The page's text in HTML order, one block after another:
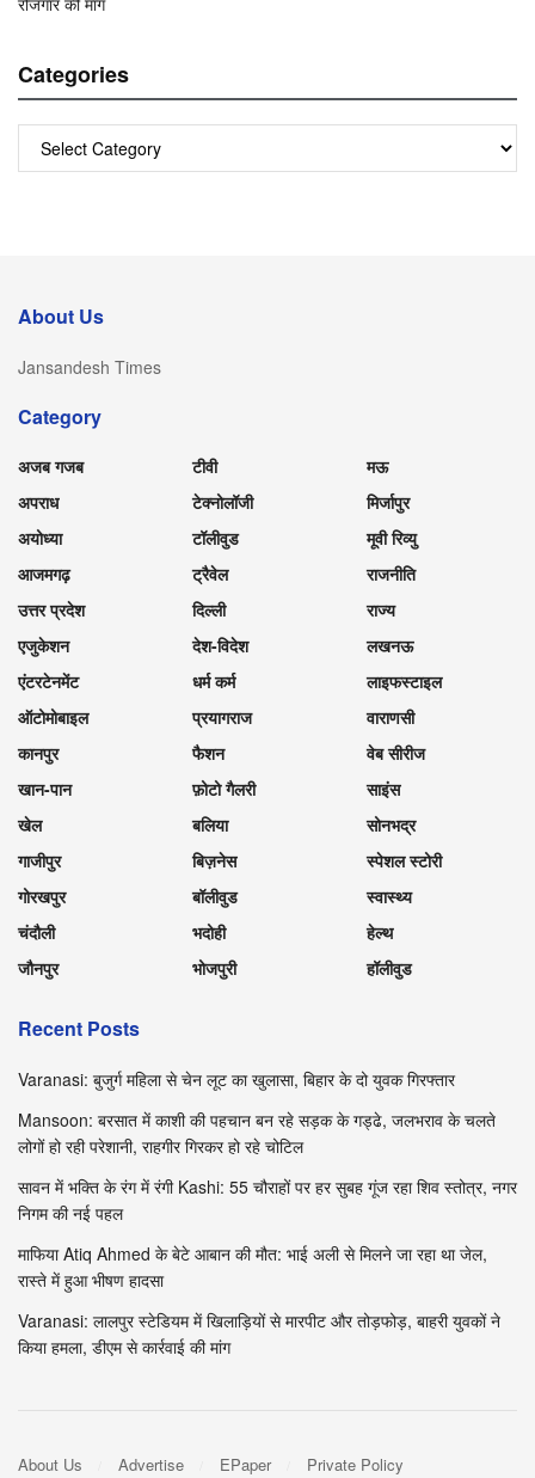
Categories
About Us
Jansandesh Times
Category
अजब गजब
अपराध
अयोध्या
आजमगढ़
उत्तर प्रदेश
एजुकेशन
एंटरटेनमेंट
ऑटोमोबाइल
कानपुर
खान-पान
खेल
गाजीपुर
गोरखपुर
चंदौली
जौनपुर
टीवी
टेक्नोलॉजी
टॉलीवुड
ट्रैवेल
दिल्ली
देश-विदेश
धर्म कर्म
प्रयागराज
फैशन
फ़ोटो गैलरी
बलिया
बिज़नेस
बॉलीवुड
भदोही
भोजपुरी
मऊ
मिर्जापुर
मूवी रिव्यु
राजनीति
राज्य
लखनऊ
लाइफस्टाइल
वाराणसी
वेब सीरीज
साइंस
सोनभद्र
स्पेशल स्टोरी
स्वास्थ्य
हेल्थ
हॉलीवुड
Recent Posts
Varanasi: बुजुर्ग महिला से चेन लूट का खुलासा, बिहार के दो युवक गिरफ्तार
Mansoon: बरसात में काशी की पहचान बन रहे सड़क के गड्ढे, जलभराव के चलते
लोगों हो रही परेशानी, राहगीर गिरकर हो रहे चोटिल
सावन में भक्ति के रंग में रंगी Kashi: 55 चौराहों पर हर सुबह गूंज रहा शिव स्तोत्र, नगर
निगम की नई पहल
माफिया Atiq Ahmed के बेटे आबान की मौत: भाई अली से मिलने जा रहा था जेल,
रास्ते में हुआ भीषण हादसा
Varanasi: लालपुर स्टेडियम में खिलाड़ियों से मारपीट और तोड़फोड़, बाहरी युवकों ने
किया हमला, डीएम से कार्रवाई की मांग
About Us Advertise EPaper Private Policy